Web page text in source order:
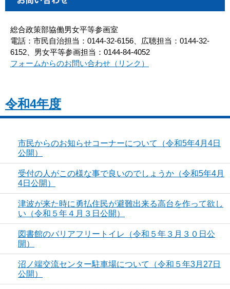
総合政策部協働男女平等参画室
電話：市民自治担当：0144-32-6156、広聴担当：0144-32-
6152、男女平等参画担当：0144-84-4052
フォームからのお問い合わせ（リンク）
令和4年度
市民からのお知らせコーナーについて（令和5年4月4日
公開）
受付の人がこの様な事で良いのでしょうか（令和5年4月
4日公開）
津波が来た時に勇払住民が避難出来る高台を作って欲し
い（令和５年４月３日公開）
図書館のバリアフリートイレ（令和５年３月３０日公
開）
沼ノ端交流センター駐車場について（令和５年3月27日
公開）